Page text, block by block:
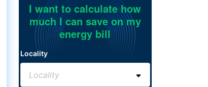
I want to calculate how
much I can save on my
energy bill
Locality